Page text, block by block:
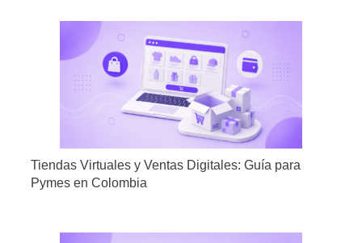
Tiendas Virtuales y Ventas Digitales: Guía para
Pymes en Colombia